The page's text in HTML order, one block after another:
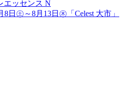
エッセンス N
8日㊏～8月13日㊍「Celest 大市」